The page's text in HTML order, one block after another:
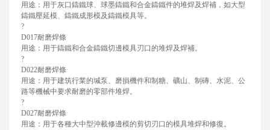
用途：用于灰口鑄鐵球、球墨鑄鐵和合金鑄鐵件的堆焊及焊補，如大型
鑄鐵壓延模、鑄鐵成形模及鑄鐵模具等。
?
D017耐磨焊條
用途：用于鑄鐵和合金鑄鐵切邊模具刃口的堆焊及焊補。
?
D022耐磨焊條
用途：用于建筑行業的堿泵、磨損機件和制糖、礦山、制磚、水泥、公
路等機械中要求耐磨的零部件堆焊。
?
D027耐磨焊條
用途：用于各種大中型沖載修邊模的剪切刃口的模具堆焊和修復。